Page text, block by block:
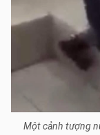
Một cảnh tượng